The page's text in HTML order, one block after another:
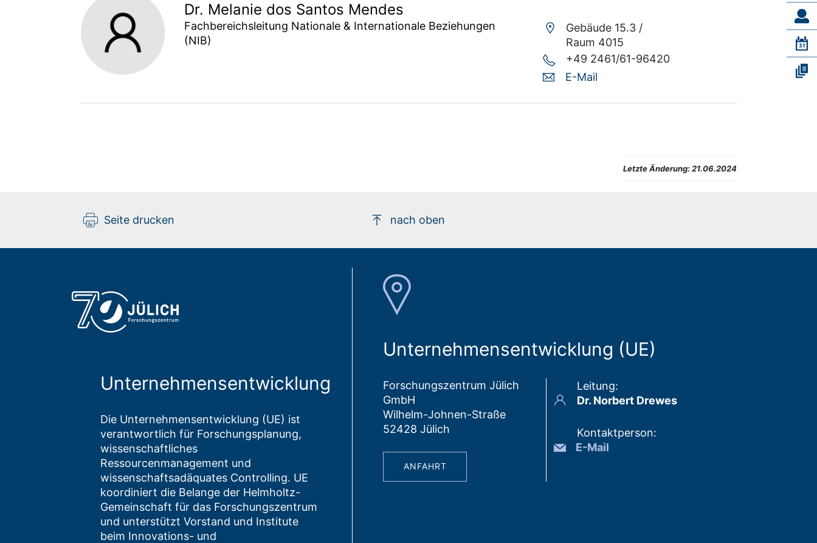
Dr. Melanie dos Santos Mendes
Fachbereichsleitung Nationale & Internationale Beziehungen
(NIB)
Gebäude 15.3 /
Raum 4015
+49 2461/61-96420
E-Mail
Letzte Änderung: 21.06.2024
Seite drucken nach oben
Unternehmensentwicklung
Die Unternehmensentwicklung (UE) ist
verantwortlich für Forschungsplanung,
wissenschaftliches
Ressourcenmanagement und
wissenschaftsadäquates Controlling. UE
koordiniert die Belange der Helmholtz-
Gemeinschaft für das Forschungszentrum
und unterstützt Vorstand und Institute
beim Innovations- und
Unternehmensentwicklung (UE)
Forschungszentrum Jülich
GmbH
Wilhelm-Johnen-Straße
52428 Jülich
ANFAHRT
Leitung:
Dr. Norbert Drewes
Kontaktperson:
E-Mail